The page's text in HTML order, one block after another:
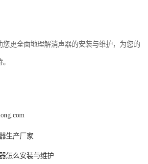
您更全面地理解消声器的安装与维护，为您的
生产厂家
怎么安装与维护